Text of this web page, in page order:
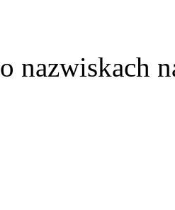
nazwiskach